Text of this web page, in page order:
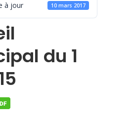
à jour 10 mars 2017
du 1